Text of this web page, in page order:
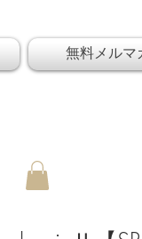
無料メルマ